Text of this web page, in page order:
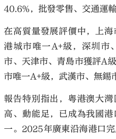
40.6%，批發零售、交通運
在高質量發展評價中，上
港城市唯一A+級，深圳市
市、天津市、青島市獲評A
市唯一A+級，武漢市、無錫
報告特別指出，粵港澳大
高、動能足，已成為我國
一。2025年廣東沿海港口